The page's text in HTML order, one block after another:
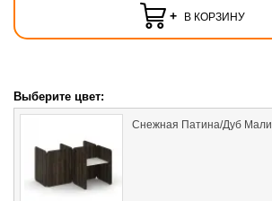
+ В КОРЗИНУ
Выберите цвет:
Снежная Патина/Дуб Мали